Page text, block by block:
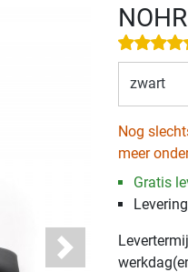
Next
zwart
Nog
meer
Gratis